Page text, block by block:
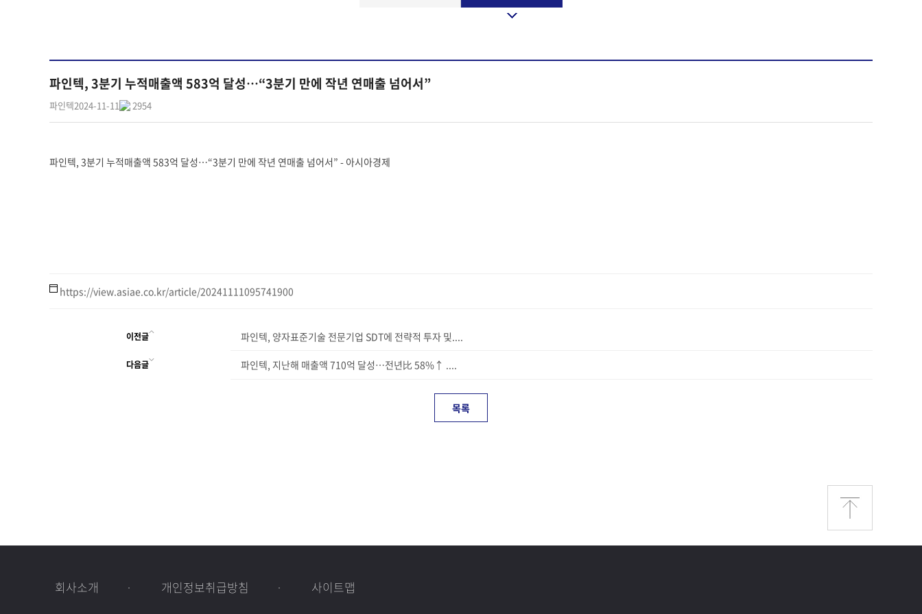
파인텍, 3분기 누적매출액 583억 달성…“3분기 만에 작년 연매출 넘어서”
파인텍2024-11-11 2954
파인텍, 3분기 누적매출액 583억 달성…“3분기 만에 작년 연매출 넘어서” - 아시아경제
https://view.asiae.co.kr/article/20241111095741900
이전글 파인텍, 양자표준기술 전문기업 SDT에 전략적 투자 및....
다음글 파인텍, 지난해 매출액 710억 달성…전년比 58%↑ ....
목록
회사소개 개인정보취급방침 사이트맵